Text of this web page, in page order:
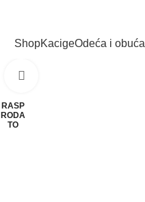
ShopKacigeOdeća i obuća
RASP
RODA
TO